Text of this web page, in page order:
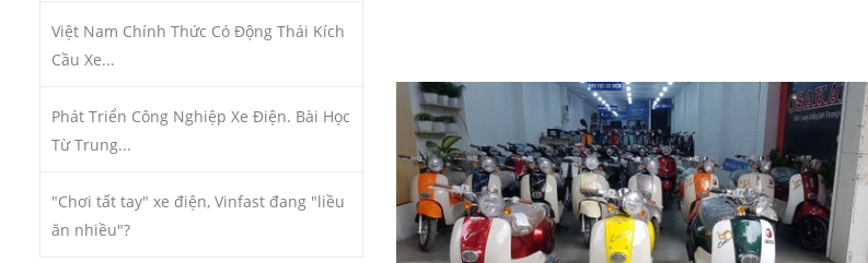
Việt Nam Chính Thức Có Động Thái Kích
Cầu Xe...
Phát Triển Công Nghiệp Xe Điện. Bài Học
Từ Trung...
"Chơi tất tay" xe điện, Vinfast đang "liều
ăn nhiều"?